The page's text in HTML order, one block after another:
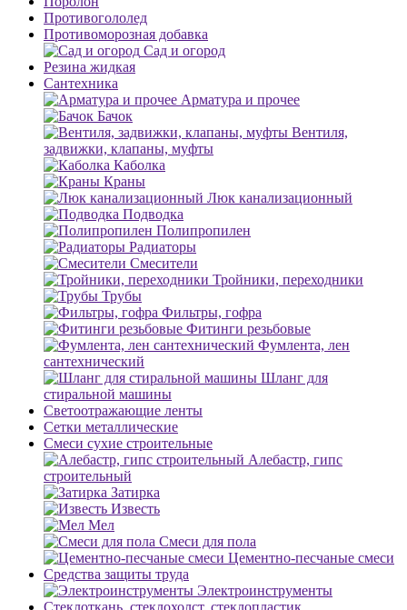
Противогололед
Противоморозная добавка
Сад и огород
Резина жидкая
Сантехника
Арматура и прочее
Бачок
Вентиля,
задвижки, клапаны, муфты
Каболка
Краны
Люк канализационный
Подводка
Полипропилен
Радиаторы
Смесители
Тройники, переходники
Трубы
Фильтры, гофра
Фитинги резьбовые
Фумлента, лен
сантехнический
Шланг для
стиральной машины
Светоотражающие ленты
Сетки металлические
Смеси сухие строительные
Алебастр, гипс
строительный
Затирка
Известь
Мел
Смеси для пола
Цементно-песчаные смеси
Средства защиты труда
Электроинструменты
Стеклоткань, стеклохолст, стеклопластик